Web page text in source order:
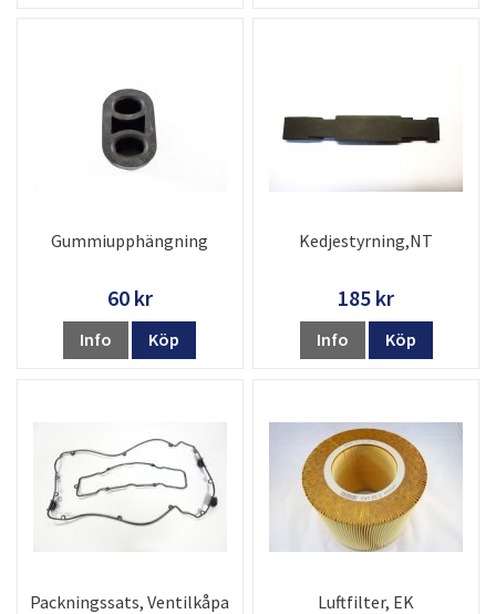
Gummiupphängning
60 kr
Info Köp
Kedjestyrning,NT
185 kr
Info Köp
Packningssats, Ventilkåpa Luftfilter, EK